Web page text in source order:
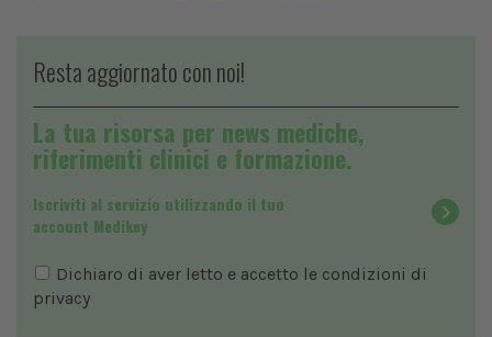
Resta aggiornato con noi!
La tua risorsa per news mediche,
riferimenti clinici e formazione.
Iscriviti al servizio utilizzando il tuo
account Medikey
Dichiaro di aver letto e accetto le condizioni di
privacy